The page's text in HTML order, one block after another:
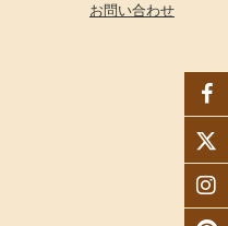
お問い合わせ